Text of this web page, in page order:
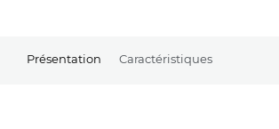
Présentation Caractéristiques